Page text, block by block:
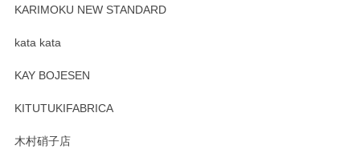
KARIMOKU NEW STANDARD
kata kata
KAY BOJESEN
KITUTUKIFABRICA
木村硝子店